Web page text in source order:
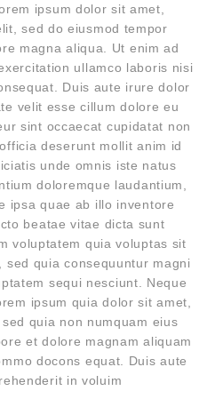
ipsum dolor sit amet,
sed do eiusmod tempor
magna aliqua. Ut enim ad
ullamco laboris nisi
Duis aute irure dolor
velit esse cillum dolore eu
sint occaecat cupidatat non
deserunt mollit anim id
unde omnis iste natus
doloremque laudantium,
ipsa quae ab illo inventore
beatae vitae dicta sunt
voluptatem quia voluptas sit
quia consequuntur magni
sequi nesciunt. Neque
ipsum quia dolor sit amet,
quia non numquam eius
et dolore magnam aliquam
docons equat. Duis aute
in voluim